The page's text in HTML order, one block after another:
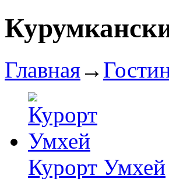
Главная→
Курорт Умхей